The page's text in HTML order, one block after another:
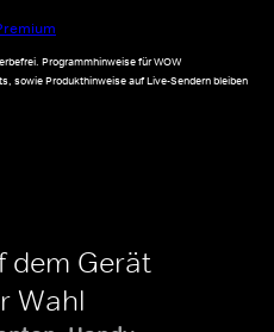
Programmhinweise für WOW
sowie Produkthinweise auf Live-Sendern bleiben
dem Gerät
Wahl